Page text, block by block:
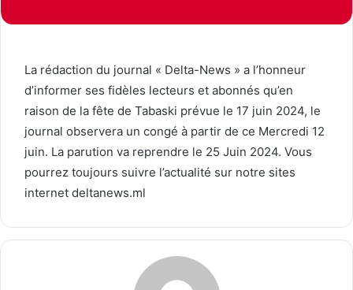
La rédaction du journal « Delta-News » a l’honneur
d’informer ses fidèles lecteurs et abonnés qu’en
raison de la fête de Tabaski prévue le 17 juin 2024, le
journal observera un congé à partir de ce Mercredi 12
juin. La parution va reprendre le 25 Juin 2024. Vous
pourrez toujours suivre l’actualité sur notre sites
internet deltanews.ml